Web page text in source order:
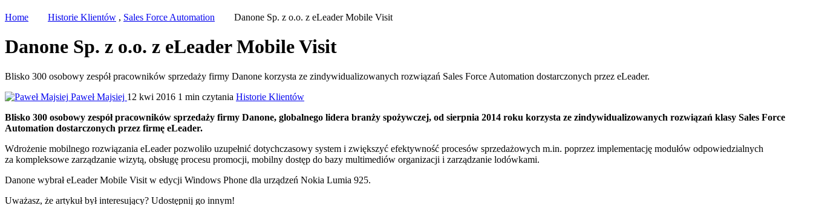
Home Historie Klientów , Sales Force Automation Danone Sp. z o.o. z eLeader Mobile Visit
Danone Sp. z o.o. z eLeader Mobile Visit
Blisko 300 osobowy zespół pracowników sprzedaży firmy Danone korzysta ze zindywidualizowanych rozwiązań Sales Force Automation dostarczonych przez eLeader.
Paweł Majsiej 12 kwi 2016 1 min czytania Historie Klientów
Blisko 300 osobowy zespół pracowników sprzedaży firmy Danone, globalnego lidera branży spożywczej, od sierpnia 2014 roku korzysta ze zindywidualizowanych rozwiązań klasy Sales Force
Automation dostarczonych przez firmę eLeader.
Wdrożenie mobilnego rozwiązania eLeader pozwoliło uzupełnić dotychczasowy system i zwiększyć efektywność procesów sprzedażowych m.in. poprzez implementację modułów odpowiedzialnych
za kompleksowe zarządzanie wizytą, obsługę procesu promocji, mobilny dostęp do bazy multimediów organizacji i zarządzanie lodówkami.
Danone wybrał eLeader Mobile Visit w edycji Windows Phone dla urządzeń Nokia Lumia 925.
Uważasz, że artykuł był interesujący? Udostępnij go innym!